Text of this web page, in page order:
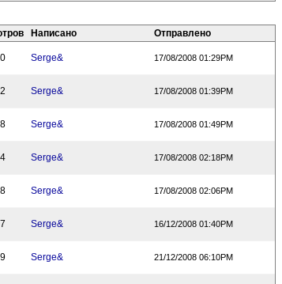
Написано Отправлено
Serge& 17/08/2008 01:29PM
Serge& 17/08/2008 01:39PM
Serge& 17/08/2008 01:49PM
Serge& 17/08/2008 02:18PM
Serge& 17/08/2008 02:06PM
Serge& 16/12/2008 01:40PM
Serge& 21/12/2008 06:10PM